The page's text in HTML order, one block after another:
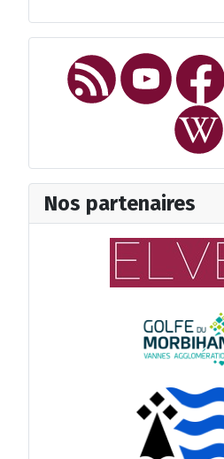
Nos partenaires